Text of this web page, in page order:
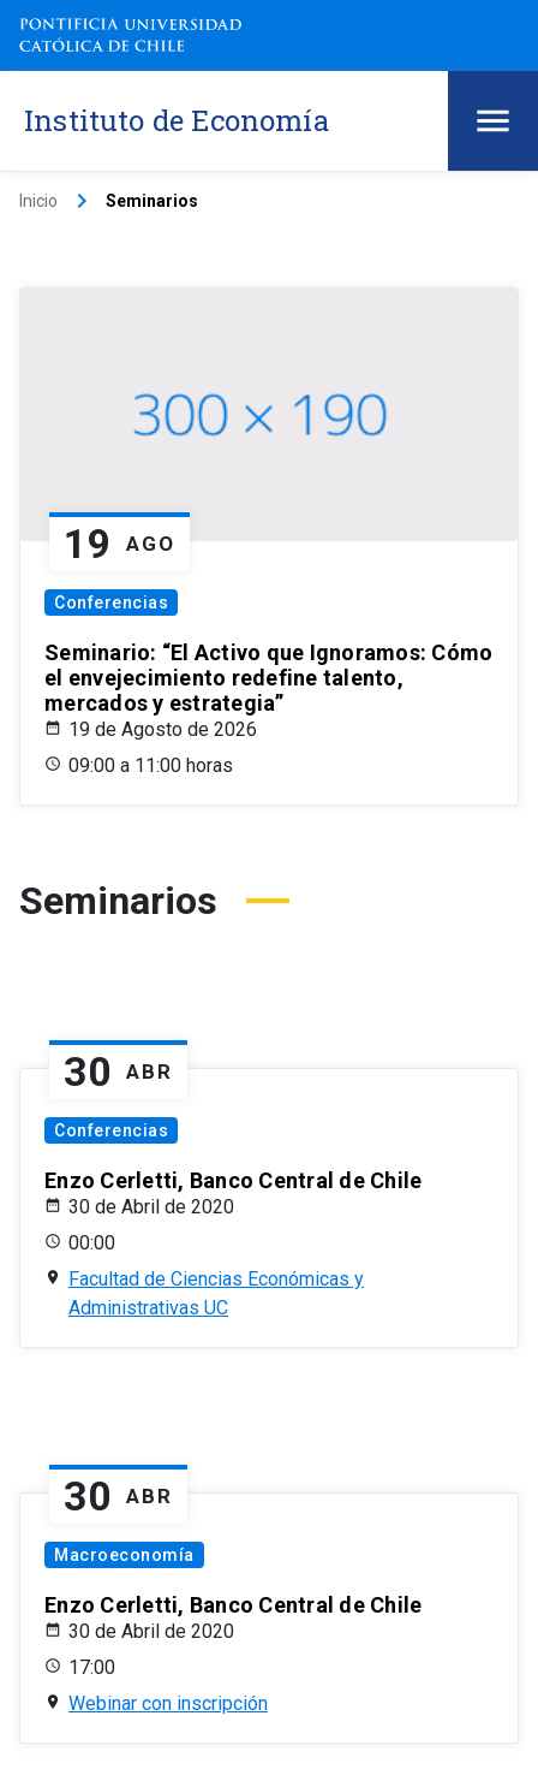
Instituto de Economía
Inicio keyboard_arrow_right Seminarios
19 AGO
Conferencias
Seminario: “El Activo que Ignoramos: Cómo
el envejecimiento redefine talento,
mercados y estrategia”
19 de Agosto de 2026
09:00 a 11:00 horas
Seminarios
30 ABR
Conferencias
Enzo Cerletti, Banco Central de Chile
30 de Abril de 2020
00:00
Facultad de Ciencias Económicas y
Administrativas UC
30 ABR
Macroeconomía
Enzo Cerletti, Banco Central de Chile
30 de Abril de 2020
17:00
Webinar con inscripción